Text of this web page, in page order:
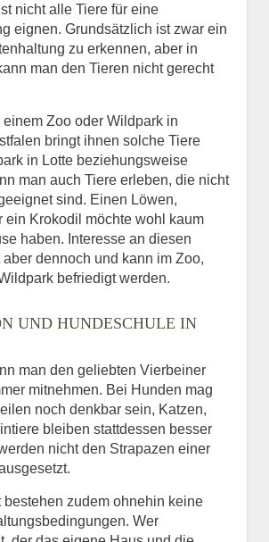
nicht alle Tiere für eine
eignen. Grundsätzlich ist zwar ein
zu erkennen, aber in
man den Tieren nicht gerecht
einem Zoo oder Wildpark in
bringt ihnen solche Tiere
in Lotte beziehungsweise
man auch Tiere erleben, die nicht
sind. Einen Löwen,
ein Krokodil möchte wohl kaum
haben. Interesse an diesen
dennoch und kann im Zoo,
befriedigt werden.
UND HUNDESCHULE IN
man den geliebten Vierbeiner
mitnehmen. Bei Hunden mag
noch denkbar sein, Katzen,
bleiben stattdessen besser
nicht den Strapazen einer
bestehen zudem ohnehin keine
Wer